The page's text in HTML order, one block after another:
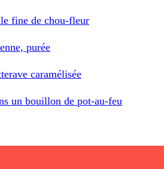
fine de chou-fleur
purée
caramélisée
un bouillon de pot-au-feu